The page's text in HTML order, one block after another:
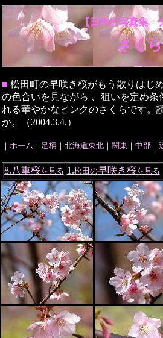
【日本の写真集
さく
■ 松田町の早咲き桜がもう散りはじ
の色合いを見ながら 、狙いを定め
れる華やかなピンクのさくらです。
か。（2004.3.4.）
｜ ホーム ｜ 足柄｜ 北海道東北｜ 関東 ｜ 中部｜
8.八重桜を見る 1.松田の早咲き桜を見る